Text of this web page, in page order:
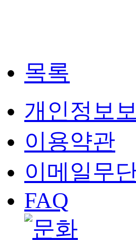
목록
개인정보
이용약관
이메일무
FAQ